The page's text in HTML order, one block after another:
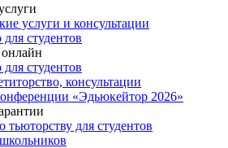
услуги и консультации
студентов
студентов
консультации
«Эдьюкейтор 2026»
тьюторству для студентов